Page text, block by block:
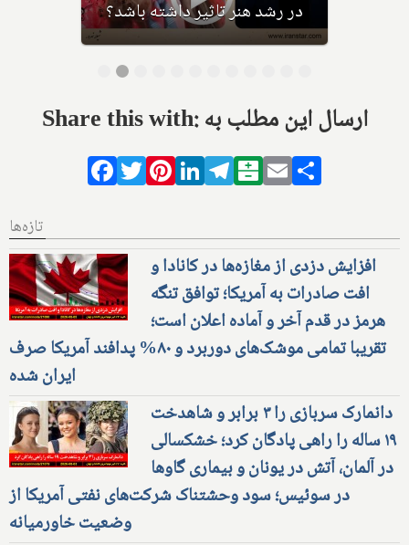
در رشد هنر تاثیر داشته باشد؟
Share this with: ارسال این مطلب به
Facebook
TwitterPinterestLinkedIn
Telegram
Balatarin
Email
تازه‌ها
افزایش دزدی از مغازه‌ها در کانادا و
افت صادرات به آمریکا؛ توافق تنگه
هرمز در قدم آخر و آماده اعلان است؛
تقریبا تمامی موشک‌های دوربرد و ۸۰% پدافند آمریکا صرف
ایران شده
دانمارک سربازی را ۳ برابر و شاهدخت
۱۹ ساله را راهی پادگان کرد؛ خشکسالی
در آلمان، آتش در یونان و بیماری گاوها
در سوئیس؛ سود وحشتناک شرکت‌های نفتی آمریکا از
وضعیت خاورمیانه